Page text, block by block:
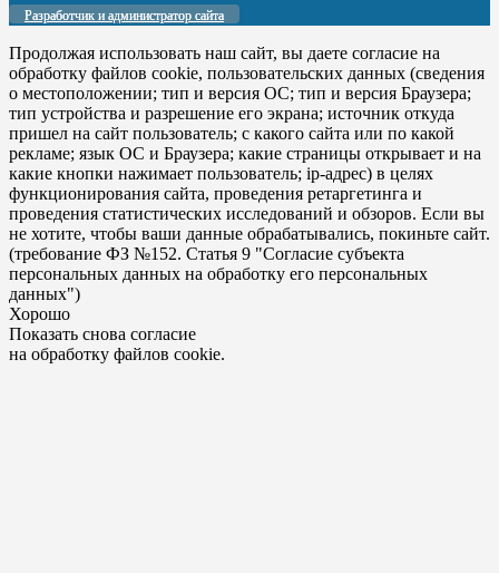
Разработчик и администратор сайта
Продолжая использовать наш сайт, вы даете согласие на
обработку файлов cookie, пользовательских данных (сведения
о местоположении; тип и версия ОС; тип и версия Браузера;
тип устройства и разрешение его экрана; источник откуда
пришел на сайт пользователь; с какого сайта или по какой
рекламе; язык ОС и Браузера; какие страницы открывает и на
какие кнопки нажимает пользователь; ip-адрес) в целях
функционирования сайта, проведения ретаргетинга и
проведения статистических исследований и обзоров. Если вы
не хотите, чтобы ваши данные обрабатывались, покиньте сайт.
(требование ФЗ №152. Статья 9 "Согласие субъекта
персональных данных на обработку его персональных
данных")
Хорошо
Показать снова согласие
на обработку файлов cookie.